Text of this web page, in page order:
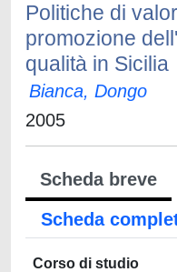
Politiche di
promozione
qualità in Sicilia
Bianca, Dongo
2005
Scheda breve
Scheda
Corso di studio